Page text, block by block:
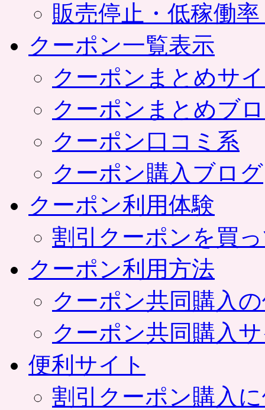
販売停止・低稼働
クーポン一覧表示
クーポンまとめサ
クーポンまとめブ
クーポン口コミ系
クーポン購入ブログ
クーポン利用体験
割引クーポンを買
クーポン利用方法
クーポン共同購入
クーポン共同購入
便利サイト
割引クーポン購入